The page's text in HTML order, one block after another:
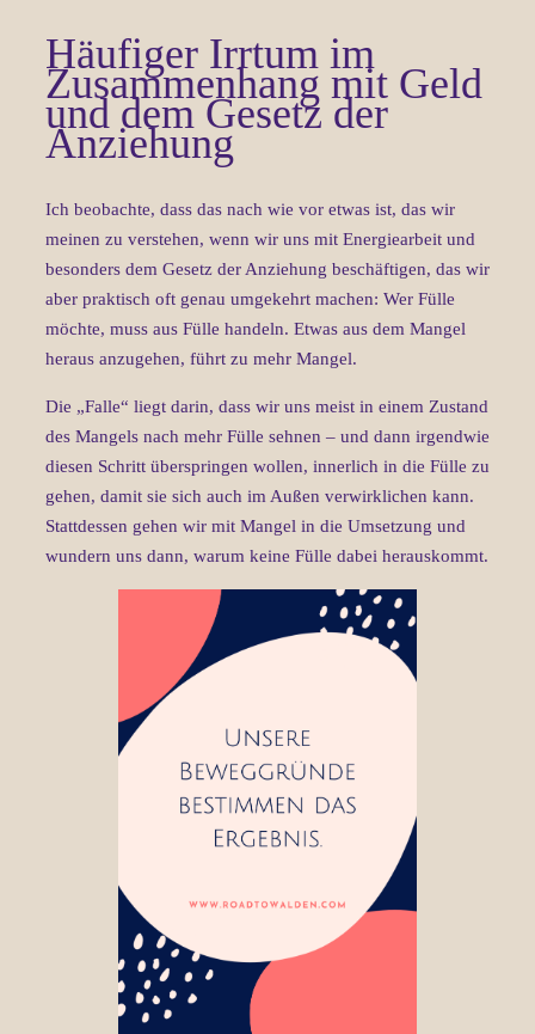
Häufiger Irrtum im
Zusammenhang mit Geld
und dem Gesetz der
Anziehung
Ich beobachte, dass das nach wie vor etwas ist, das wir
meinen zu verstehen, wenn wir uns mit Energiearbeit und
besonders dem Gesetz der Anziehung beschäftigen, das wir
aber praktisch oft genau umgekehrt machen: Wer Fülle
möchte, muss aus Fülle handeln. Etwas aus dem Mangel
heraus anzugehen, führt zu mehr Mangel.
Die „Falle“ liegt darin, dass wir uns meist in einem Zustand
des Mangels nach mehr Fülle sehnen – und dann irgendwie
diesen Schritt überspringen wollen, innerlich in die Fülle zu
gehen, damit sie sich auch im Außen verwirklichen kann.
Stattdessen gehen wir mit Mangel in die Umsetzung und
wundern uns dann, warum keine Fülle dabei herauskommt.